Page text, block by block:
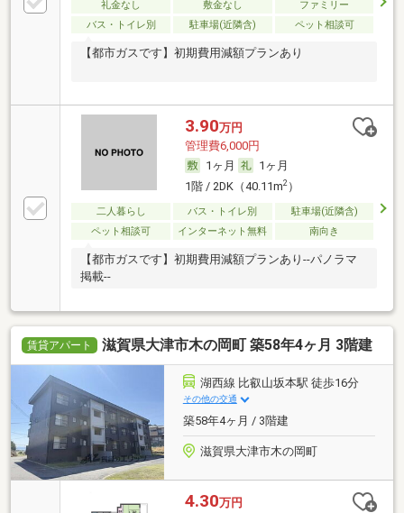
礼金なし 敷金なし
ファミリー
バス・トイレ別
駐車場(近隣含) ペット相談可
【都市ガスです】初期費用減額プランあり
3.90万円
管理費6,000円
1ヶ月
1ヶ月
1階 / 2DK（40.11m2）
二人暮らし バス・トイレ別
駐車場(近隣含)
ペット相談可
インターネット無料 南向き
【都市ガスです】初期費用減額プランあり--パノラマ
掲載--
賃貸アパート 滋賀県大津市木の岡町 築58年4ヶ月 3階建
湖西線 比叡山坂本駅 徒歩16分
その他の交通
築58年4ヶ月 / 3階建
滋賀県大津市木の岡町
4.30万円